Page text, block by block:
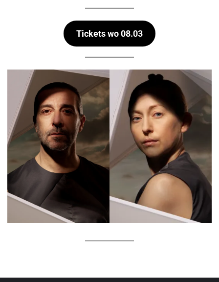
Tickets wo 08.03